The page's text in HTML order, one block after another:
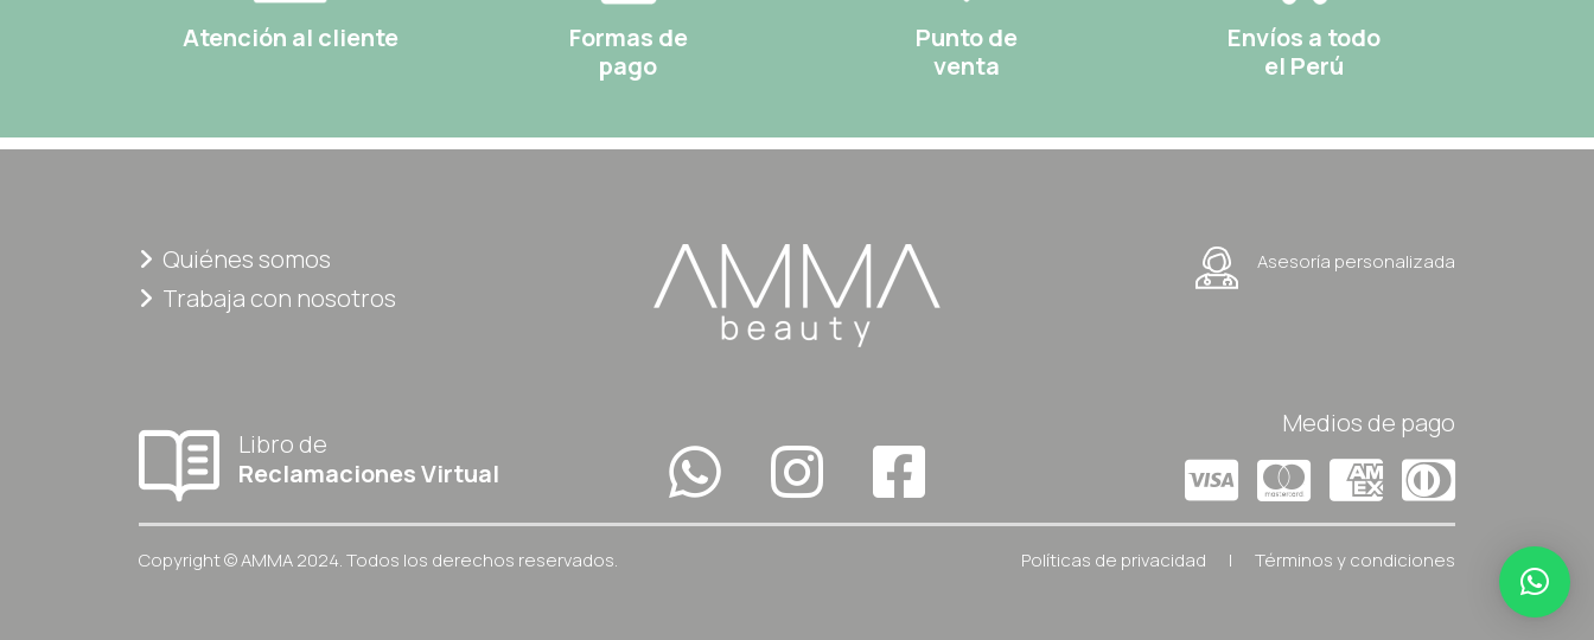
Atención al cliente
Formas de
pago
Punto de
venta
Envíos a todo
el Perú
Quiénes somos
Trabaja con nosotros
Libro de
Reclamaciones Virtual
Asesoría personalizada
Medios de pago
Copyright © AMMA 2024. Todos los derechos reservados. Políticas de privacidad | Términos y condiciones